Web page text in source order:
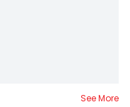
See More